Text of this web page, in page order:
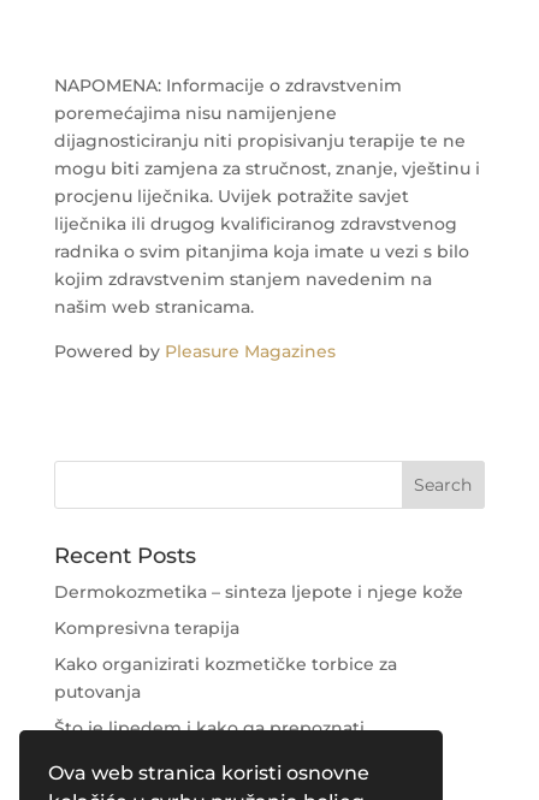
Ova web stranica koristi osnovne
NAPOMENA: Informacije o zdravstvenim
poremećajima nisu namijenjene
dijagnosticiranju niti propisivanju terapije te ne
mogu biti zamjena za stručnost, znanje, vještinu i
procjenu liječnika. Uvijek potražite savjet
liječnika ili drugog kvalificiranog zdravstvenog
radnika o svim pitanjima koja imate u vezi s bilo
kojim zdravstvenim stanjem navedenim na
našim web stranicama.
Powered by Pleasure Magazines
Recent Posts
Dermokozmetika – sinteza ljepote i njege kože
Kompresivna terapija
Kako organizirati kozmetičke torbice za
putovanja
Što je lipedem i kako ga prepoznati
Njega područja oko očiju